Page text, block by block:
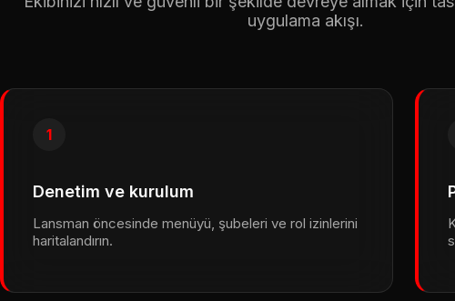
uygulama akışı.
1
Denetim ve kurulum
Lansman öncesinde menüyü, şubeleri ve rol izinlerini
haritalandırın.